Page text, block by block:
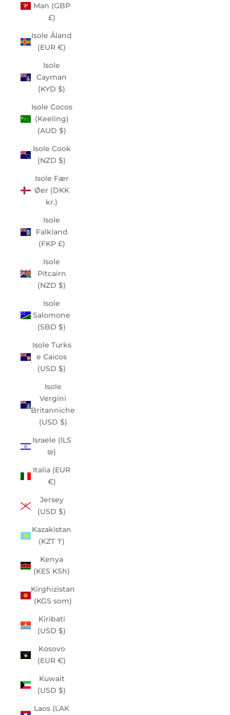
Man (GBP
£)
Isole Åland
(EUR €)
Isole
Cayman
(KYD $)
Isole Cocos
(Keeling)
(AUD $)
Isole Cook
(NZD $)
Isole Fær
Øer (DKK
kr.)
Isole
Falkland
(FKP £)
Isole
Pitcairn
(NZD $)
Isole
Salomone
(SBD $)
Isole Turks
e Caicos
(USD $)
Isole
Vergini
Britanniche
(USD $)
Israele (ILS
₪)
Italia (EUR
€)
Jersey
(USD $)
Kazakistan
(KZT ₸)
Kenya
(KES KSh)
Kirghizistan
(KGS som)
Kiribati
(USD $)
Kosovo
(EUR €)
Kuwait
(USD $)
Laos (LAK